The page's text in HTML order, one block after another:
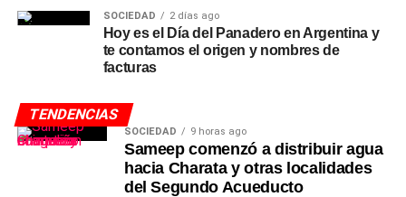
SOCIEDAD 2 días ago
Hoy es el Día del Panadero en Argentina y
te contamos el origen y nombres de
facturas
TENDENCIAS
SOCIEDAD 9 horas ago
Sameep comenzó a distribuir agua
hacia Charata y otras localidades
del Segundo Acueducto